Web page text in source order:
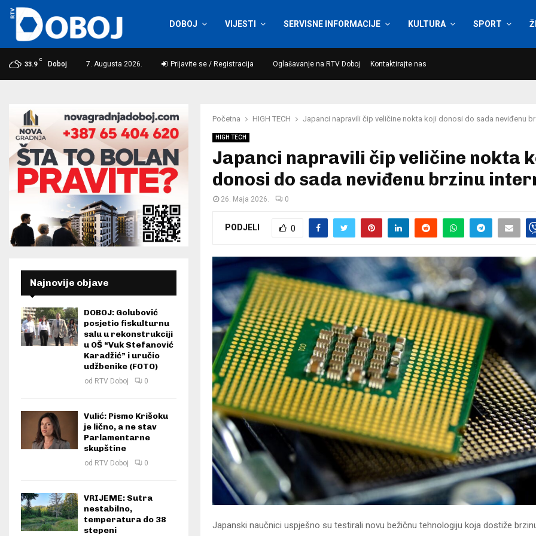
DOBOJ VIJESTI SERVISNE INFORMACIJE KULTURA SPORT
33.9
C
Doboj 7. Augusta 2026. Prijavite se / Registracija Oglašavanje na RTV Doboj Kontaktirajte nas
Početna HIGH TECH Japanci napravili čip veličine nokta koji donosi do sada neviđenu
HIGH TECH
Japanci napravili čip veličine nokta
donosi do sada neviđenu brzinu
26. Maja 2026. 0
PODJELI 0
Japanski naučnici uspješno su testirali novu bežičnu tehnologiju koja dostiže
Najnovije objave
DOBOJ: Golubović
posjetio fiskulturnu
salu u rekonstrukciji
u OŠ “Vuk Stefanović
Karadžić” i uručio
udžbenike (FOTO)
od RTV Doboj 0
Vulić: Pismo Krišoku
je lično, a ne stav
Parlamentarne
skupštine
od RTV Doboj 0
VRIJEME: Sutra
nestabilno,
temperatura do 38
stepeni